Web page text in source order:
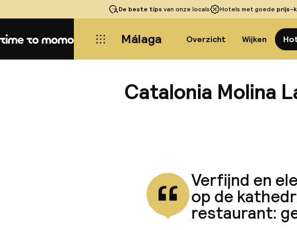
De beste tips van onze locals Hotels met goede prijs-
Home Málaga Overzicht Wijken
Catalonia Molina
Verfijnd en
op de
restaurant: